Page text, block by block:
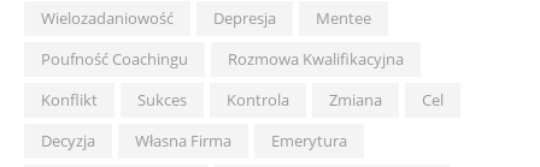
Wielozadaniowość
Depresja
Mentee
Poufność Coachingu
Rozmowa Kwalifikacyjna
Konflikt
Sukces Kontrola Zmiana
Cel
Decyzja
Własna Firma
Emerytura